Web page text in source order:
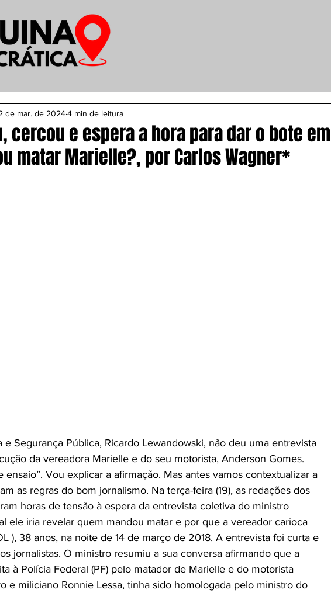
cercou e espera a hora para dar o bote em
matar Marielle?, por Carlos Wagner*
de mar. de 20244 min de leitura
e Segurança Pública, Ricardo Lewandowski, não deu uma entrevista
da vereadora Marielle e do seu motorista, Anderson Gomes.
ensaio”. Vou explicar a afirmação. Mas antes vamos contextualizar a
as regras do bom jornalismo. Na terça-feira (19), as redações dos
horas de tensão à espera da entrevista coletiva do ministro
ele iria revelar quem mandou matar e por que a vereador carioca
), 38 anos, na noite de 14 de março de 2018. A entrevista foi curta e
jornalistas. O ministro resumiu a sua conversa afirmando que a
à Polícia Federal (PF) pelo matador de Marielle e do motorista
e miliciano Ronnie Lessa, tinha sido homologada pelo ministro do